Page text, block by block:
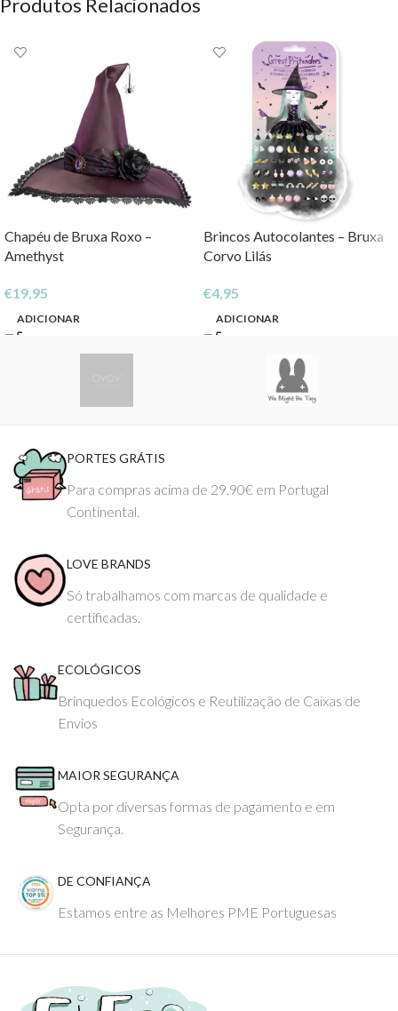
Produtos Relacionados
Chapéu de Bruxa Roxo –
Amethyst
€19,95
ADICIONAR
Brincos Autocolantes – Bruxa
Corvo Lilás
€4,95
ADICIONAR
PORTES GRÁTIS
Para compras acima de 29.90€ em Portugal
Continental.
LOVE BRANDS
Só trabalhamos com marcas de qualidade e
certificadas.
ECOLÓGICOS
Brinquedos Ecológicos e Reutilização de Caixas de
Envios
MAIOR SEGURANÇA
Opta por diversas formas de pagamento e em
Segurança.
DE CONFIANÇA
Estamos entre as Melhores PME Portuguesas